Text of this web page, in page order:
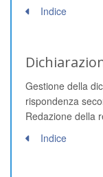
Indice
Gestione della
rispondenza
Redazione della
Indice